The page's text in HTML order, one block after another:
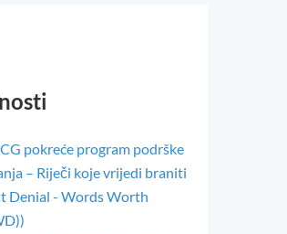
pokreće program podrške
– Riječi koje vrijedi braniti
Denial - Words Worth